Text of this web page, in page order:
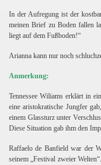
In der Aufregung ist der
meinen Brief zu Boden fallen
liegt auf dem Fußboden!“
Arianna kann nur noch
Anmerkung:
Tennessee Wiliams erklärt in
eine aristokratische Jungfer
einem Glassturz unter
Diese Situation gab ihm den
Raffaelo de Banfield war der
seinem „Festival zweier